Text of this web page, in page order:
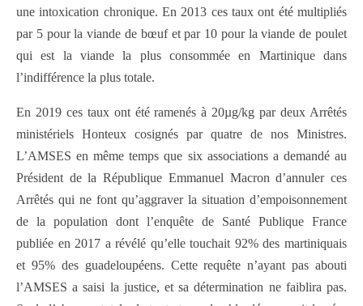
une intoxication chronique. En 2013 ces taux ont été multipliés
par 5 pour la viande de bœuf et par 10 pour la viande de poulet
qui est la viande la plus consommée en Martinique dans
l’indifférence la plus totale.
En 2019 ces taux ont été ramenés à 20µg/kg par deux Arrêtés
ministériels Honteux cosignés par quatre de nos Ministres.
L’AMSES en même temps que six associations a demandé au
Président de la République Emmanuel Macron d’annuler ces
Arrêtés qui ne font qu’aggraver la situation d’empoisonnement
de la population dont l’enquête de Santé Publique France
publiée en 2017 a révélé qu’elle touchait 92% des martiniquais
et 95% des guadeloupéens. Cette requête n’ayant pas abouti
l’AMSES a saisi la justice, et sa détermination ne faiblira pas.